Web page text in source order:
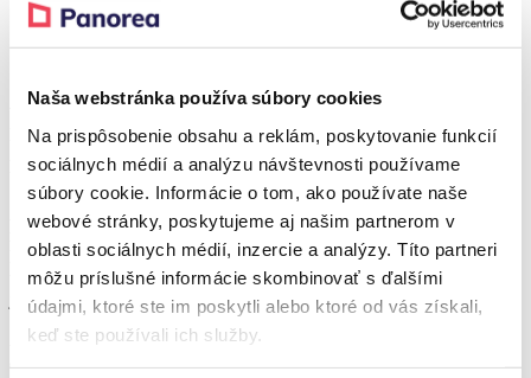
Naša webstránka používa súbory cookies
Na prispôsobenie obsahu a reklám, poskytovanie funkcií
sociálnych médií a analýzu návštevnosti používame
súbory cookie. Informácie o tom, ako používate naše
webové stránky, poskytujeme aj našim partnerom v
oblasti sociálnych médií, inzercie a analýzy. Títo partneri
môžu príslušné informácie skombinovať s ďalšími
údajmi, ktoré ste im poskytli alebo ktoré od vás získali,
keď ste používali ich služby.
montage-team-2
A bioklimatikus pergola lamellákkal
rendelkezik, amelyek irányítják az
időjárást
A bioklimatikus pergolák intelligens tervezésükről és
rugalmasságukról ismertek, köszönhetően a tetőjük alkotó dönthető
lamelláknak. Ezek a lamellák 0-tól 130 fokig dőlhetnek, lehetővé
téve a napfény behatolásának mennyiségének a pergola alatt a
jelenlegi szükségleteidhez való igazítását.
A lamellák dőlésszögének vezérlése egy áttétel segítségével történik,